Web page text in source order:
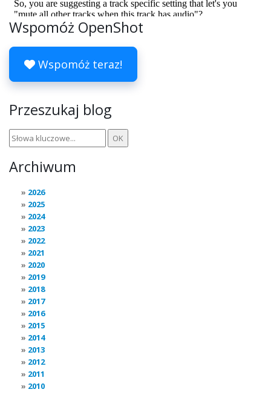
Wspomóż OpenShot
Wspomóż teraz!
Przeszukaj blog
Archiwum
2026
2025
2024
2023
2022
2021
2020
2019
2018
2017
2016
2015
2014
2013
2012
2011
2010